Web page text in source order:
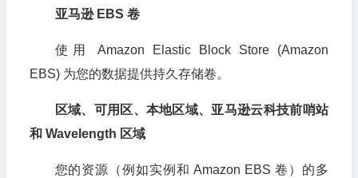
亚马逊 EBS 卷
使用 Amazon Elastic Block Store (Amazon
EBS) 为您的数据提供持久存储卷。
区域、可用区、本地区域、亚马逊云科技前哨站
和 Wavelength 区域
您的资源（例如实例和 Amazon EBS 卷）的多